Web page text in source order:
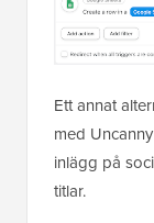
Ett annat
med
inlägg på
titlar.